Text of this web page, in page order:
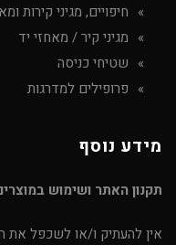
חיפויים, מגיני קירות
מגיני קיר / מאחזי יד
שטיחי כניסה
פרופילים למדרגות
מידע נוסף
תקנון האתר ושימוש
אין להעתיק ו/או לשכפל את